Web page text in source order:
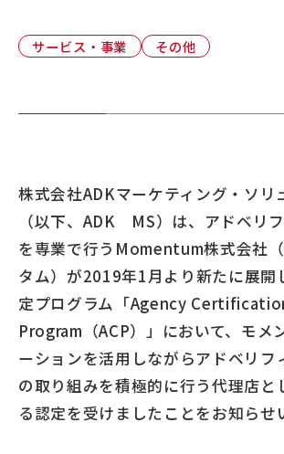
サービス・事業 その他
株式会社ADKマーケティング・ソリ
（以下、ADK MS）は、アドベリ
を専業で行うMomentum株式会社
タム）が2019年1月より新たに展開
定プログラム「Agency
Program（ACP）」において、モメ
ーションを活用しながらアドベリフ
の取り組みを積極的に行う代理店と
る認定を受けましたことをお知らせ